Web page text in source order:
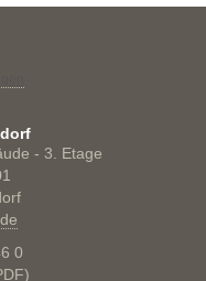
- 3. Etage
0